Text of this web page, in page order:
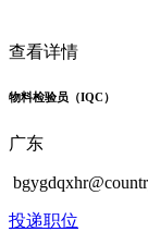
查看详情
物料检验员（IQC）
广东
投递职位